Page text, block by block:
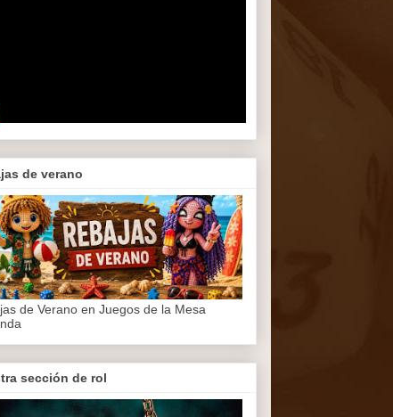
de verano
de Verano en Juegos de la Mesa
sección de rol